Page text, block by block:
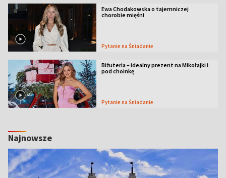
Ewa Chodakowska o tajemniczej
chorobie mięśni
Pytanie na Śniadanie
Biżuteria – idealny prezent na Mikołajki i
pod choinkę
Pytanie na Śniadanie
Najnowsze